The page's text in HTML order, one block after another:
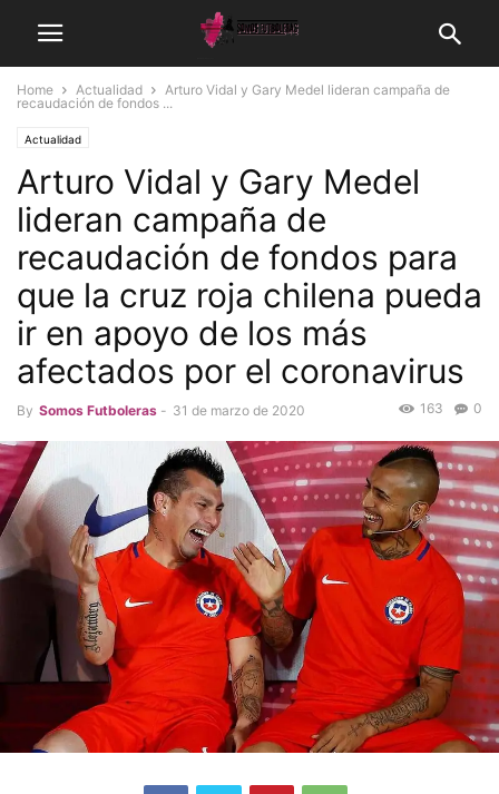
Home Actualidad
Arturo Vidal y Gary Medel lideran campaña de
recaudación de fondos ...
Actualidad
Arturo Vidal y Gary Medel
lideran campaña de
recaudación de fondos para
que la cruz roja chilena pueda
ir en apoyo de los más
afectados por el coronavirus
By Somos Futboleras - 31 de marzo de 2020 0
163